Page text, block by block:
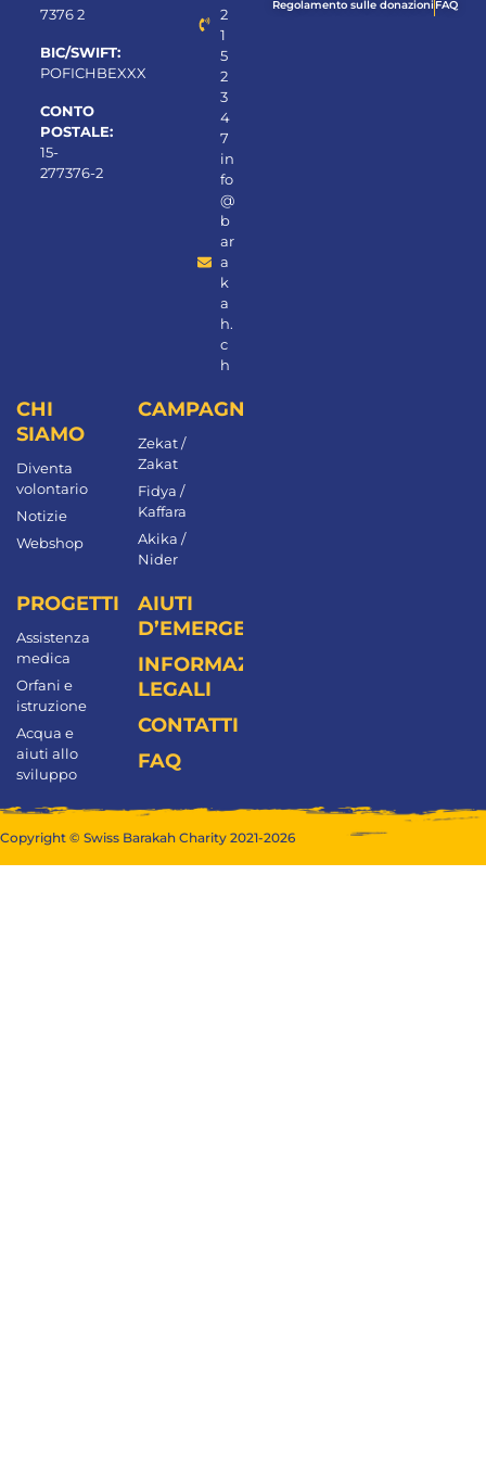
7376 2
BIC/SWIFT:
POFICHBEXXX
CONTO
POSTALE:
15-
277376-2
2
1
5
2
3
4
7
in
fo
@
b
ar
a
k
a
h.
c
h
CHI
SIAMO
Diventa
volontario
Notizie
Webshop
CAMPAGNE
Zekat /
Zakat
Fidya /
Kaffara
Akika /
Nider
PROGETTI
Assistenza
medica
Orfani e
istruzione
Acqua e
aiuti allo
sviluppo
AIUTI
D’EMERGENZA
INFORMAZIONI
LEGALI
CONTATTI
FAQ
Regolamento sulle donazioni FAQ
Copyright © Swiss Barakah Charity 2021-2026